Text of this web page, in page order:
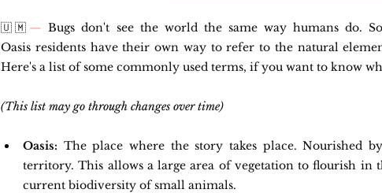
🇺🇲 — Bugs don't see the world the same way humans do.
Oasis residents have their own way to refer to the natural
Here's a list of some commonly used terms, if you want to know
(This list may go through changes over time)
Oasis: The place where the story takes place. Nourished
territory. This allows a large area of vegetation to flourish in
current biodiversity of small animals.